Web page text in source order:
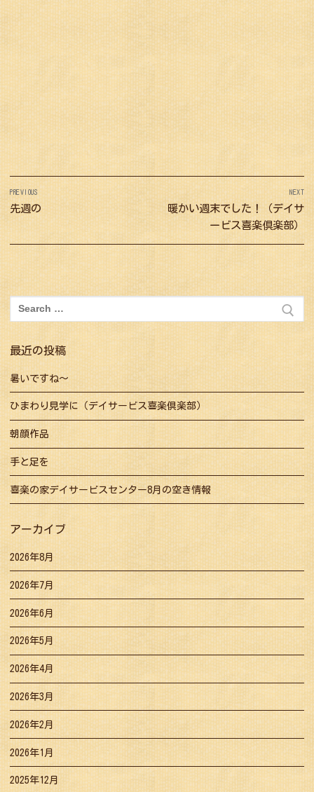
投
稿
ナ
ビ
ゲ
ー
シ
ョ
ン
PREVIOUS
Previous
post:
先週の
NEXT
Next
post:
暖かい週末でした！（デイサ
ービス喜楽倶楽部）
検
索:
最近の投稿
暑いですね～
ひまわり見学に（デイサービス喜楽倶楽部）
朝顔作品
手と足を
喜楽の家デイサービスセンター8月の空き情報
アーカイブ
2026年8月
2026年7月
2026年6月
2026年5月
2026年4月
2026年3月
2026年2月
2026年1月
2025年12月